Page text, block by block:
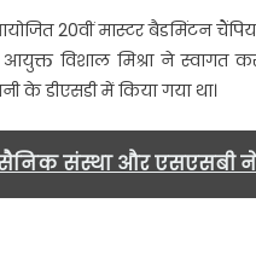
अमित
को
किया
आयोजित 20वीं मास्टर बैडमिंटन
विशाल मिश्रा ने स्वागत
के डीएसडी में किया गया था।
सैनिक संस्था और एसएसबी